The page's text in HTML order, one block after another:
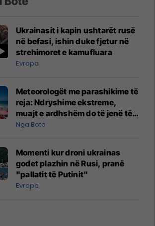
Ukrainasit i kapin ushtarët rusë
në befasi, ishin duke fjetur në
strehimoret e kamufluara
Evropa
Meteorologët me parashikime të
reja: Ndryshime ekstreme,
muajt e ardhshëm do të jenë të
pazakontë
Nga Bota
Momenti kur droni ukrainas
godet plazhin në Rusi, pranë
"pallatit të Putinit"
Evropa